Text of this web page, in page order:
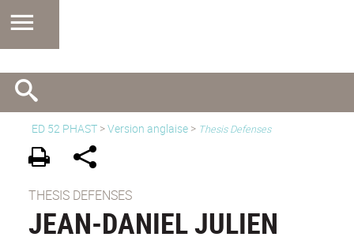
ED 52 PHAST >Version anglaise > Thesis Defenses
THESIS DEFENSES
JEAN-DANIEL JULIEN